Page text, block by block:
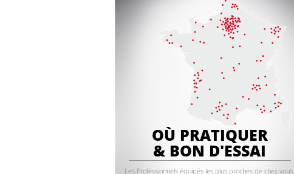
OÙ PRATIQUER
& BON D'ESSAI
Les Professionnels équipés les plus proches de chez vous.